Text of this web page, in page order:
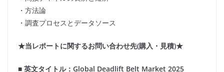
・方法論
・調査プロセスとデータソース
★当レポートに関するお問い合わせ先(購入・見積)★
■ 英文タイトル：Global Deadlift Belt Market 2025